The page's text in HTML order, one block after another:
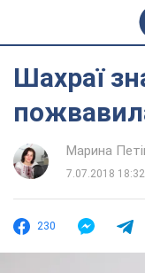
Шахраї
Марина
7.07.2018 18:32
230